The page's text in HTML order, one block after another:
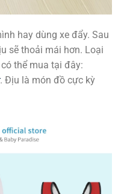
hay dùng xe đẩy. Sau
sẽ thoải mái hơn. Loại
thể mua tại đây:
. Địu là món đồ cực kỳ